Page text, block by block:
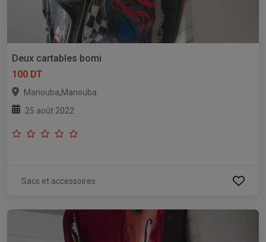
Deux cartables bomi
100 DT
Manouba,Manouba
25 août 2022
Sacs et accessoires